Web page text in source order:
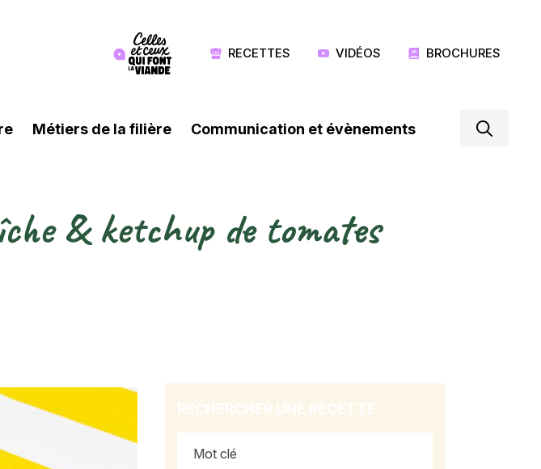
Image
RECETTES VIDÉOS BROCHURES
Métiers de la filière Communication et évènements
& ketchup de tomates